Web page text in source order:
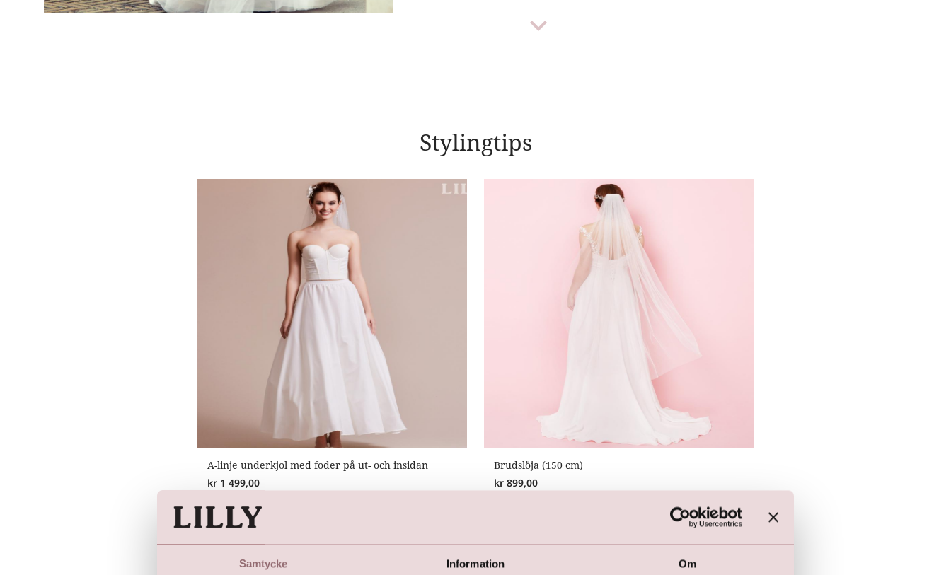
Samtycke Information Om
keyboard_arrow_down
Stylingtips
A-linje underkjol med foder på ut- och insidan
kr 1 499,00
Brudslöja (150 cm)
kr 899,00